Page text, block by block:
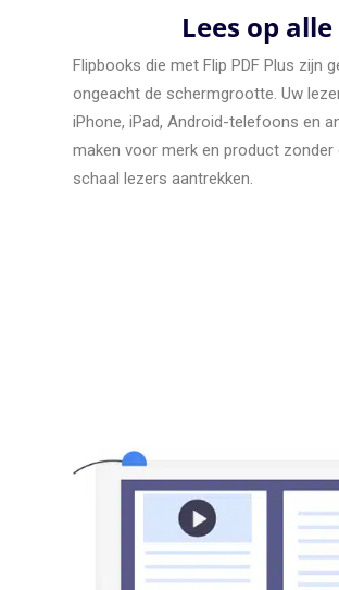
Lees op
Flipbooks die met Flip PDF Plus zijn
ongeacht de schermgrootte. Uw
iPhone, iPad, Android-telefoons en
maken voor merk en product
schaal lezers aantrekken.